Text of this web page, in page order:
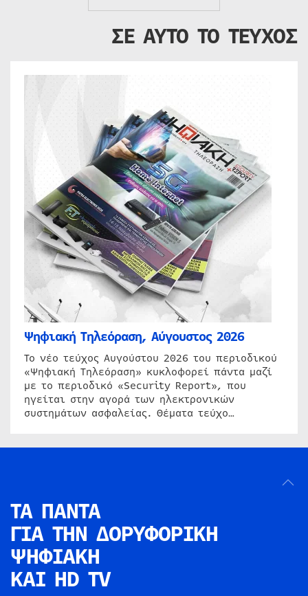
ΣΕ ΑΥΤΟ ΤΟ ΤΕΥΧΟΣ
Ψηφιακή Τηλεόραση, Αύγουστος 2026
Το νέο τεύχος Αυγούστου 2026 του περιοδικού
«Ψηφιακή Τηλεόραση» κυκλοφορεί πάντα μαζί
με το περιοδικό «Security Report», που
ηγείται στην αγορά των ηλεκτρονικών
συστημάτων ασφαλείας. Θέματα τεύχο…
ΤΑ ΠΑΝΤΑ
ΓΙΑ ΤΗΝ ΔΟΡΥΦΟΡΙΚΗ
ΨΗΦΙΑΚΗ
ΚΑΙ HD TV